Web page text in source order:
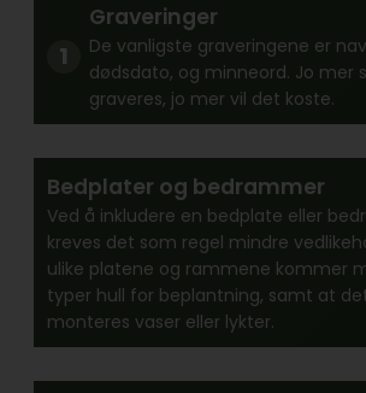
Graveringer
De vanligste graveringene er
dødsdato, og minneord. Jo mer
graveres, jo mer vil det koste.
Bedplater og bedrammer
Ved å inkludere en bedplate eller
kreves det som regel mindre
ulike platene og rammene kommer
typer hull for beplantning, samt at
monteres vaser eller lykter.